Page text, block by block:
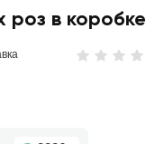
роз в коробке